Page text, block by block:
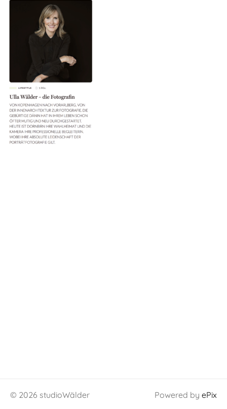
© 2026 studioWälder Powered by ePix